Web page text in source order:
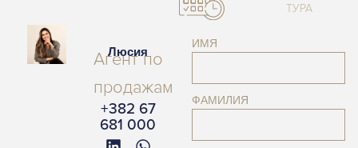
Люсия
Агент по
продажам
+382 67
681 000
ТУРА
ИМЯ
ФАМИЛИЯ